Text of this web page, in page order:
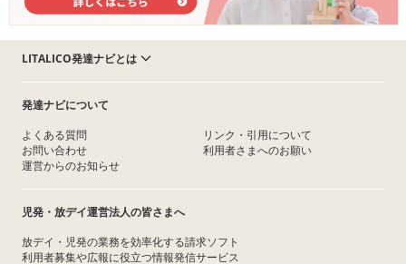
LITALICO発達ナビとは
発達ナビについて
よくある質問
お問い合わせ
運営からのお知らせ
リンク・引用について
利用者さまへのお願い
児発・放デイ運営法人の皆さまへ
放デイ・児発の業務を効率化する請求ソフト
利用者募集や広報に役立つ情報発信サービス